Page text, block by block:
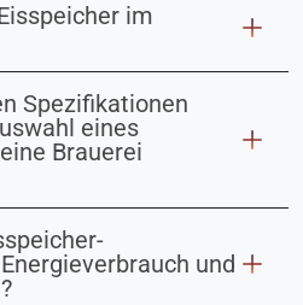
im
Spezifikationen
eines
Brauerei
und